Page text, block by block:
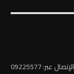
عبر: 09225577